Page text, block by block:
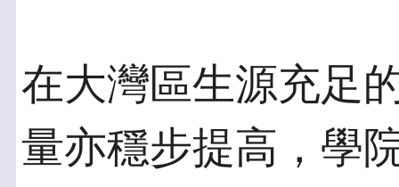
在大灣區生源充足
量亦穩步提高，學